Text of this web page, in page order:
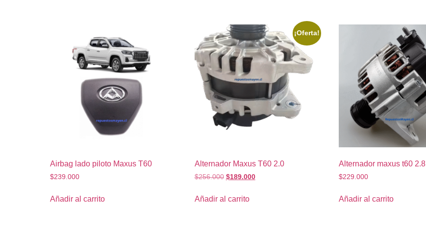
Airbag lado piloto Maxus T60
$239.000
Añadir al carrito
¡Oferta!
Alternador Maxus T60 2.0
$256.000 $189.000
Añadir al carrito
Alternador maxus t60 2.8
$229.000
Añadir al carrito